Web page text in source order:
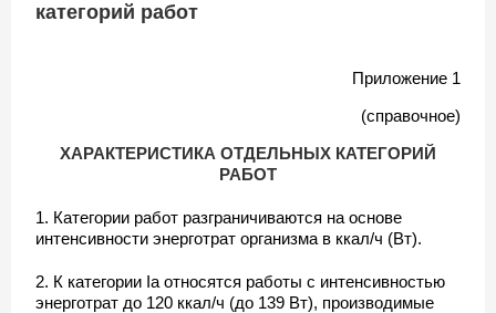
категорий работ
Приложение 1
(справочное)
ХАРАКТЕРИСТИКА ОТДЕЛЬНЫХ КАТЕГОРИЙ
РАБОТ
1. Категории работ разграничиваются на основе
интенсивности энерготрат организма в ккал/ч (Вт).
2. К категории Iа относятся работы с интенсивностью
энерготрат до 120 ккал/ч (до 139 Вт), производимые